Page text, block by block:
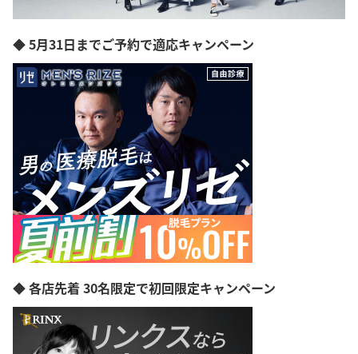
◆ 5月31日までご予約で適応キャンペーン
◆ 各店先着 30名限定で初回限定キャンペーン